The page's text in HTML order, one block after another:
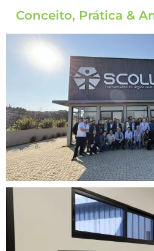
Conceito, Prática &